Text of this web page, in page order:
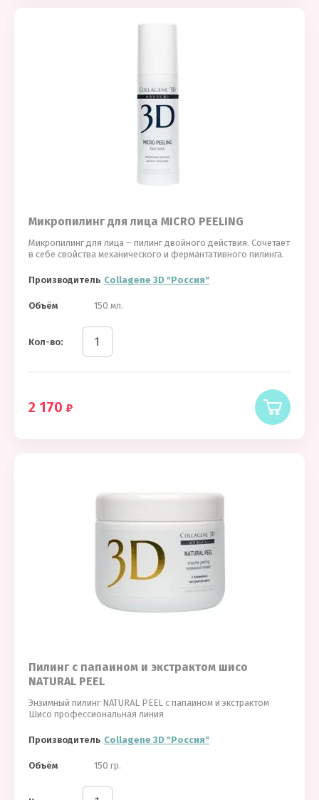
Микропилинг для лица MICRO PEELING
Микропилинг для лица – пилинг двойного действия. Сочетает
в себе свойства механического и фермантативного пилинга.
Производитель Collagene 3D "Россия"
Объём 150 мл.
Кол-во:
2 170
Пилинг с папаином и экстрактом шисо
NATURAL PEEL
Энзимный пилинг NATURAL PEEL с папаином и экстрактом
Шисо профессиональная линия
Производитель Collagene 3D "Россия"
Объём 150 гр.